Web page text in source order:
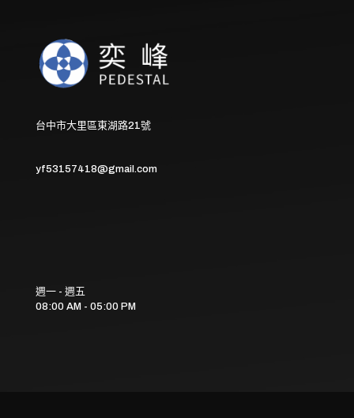
台中市大里區東湖路21號
yf53157418@gmail.com
週一 - 週五
08:00 AM - 05:00 PM